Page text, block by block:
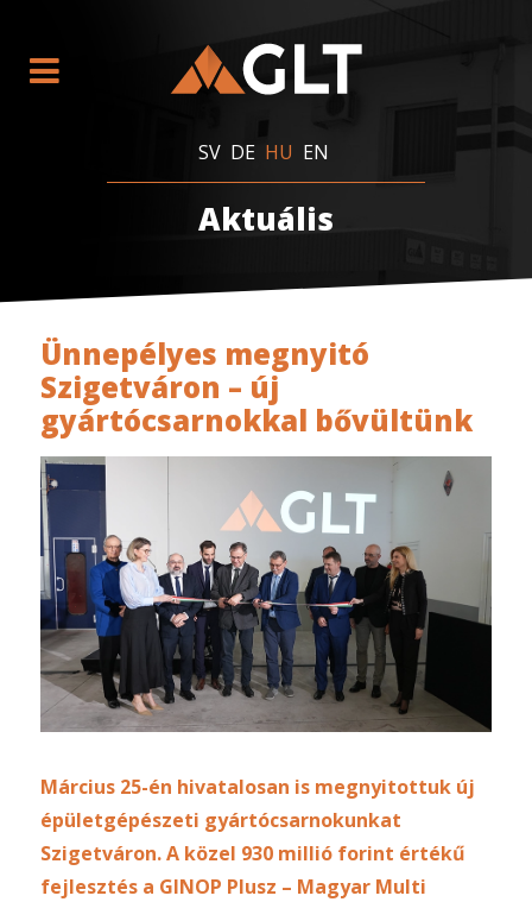
SV DE HU EN
Aktuális
Ünnepélyes megnyitó
Szigetváron – új
gyártócsarnokkal bővültünk
Március 25-én hivatalosan is megnyitottuk új
épületgépészeti gyártócsarnokunkat
Szigetváron. A közel 930 millió forint értékű
fejlesztés a GINOP Plusz – Magyar Multi